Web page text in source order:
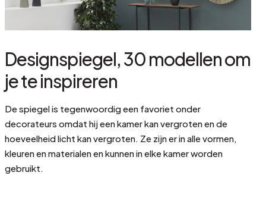
Designspiegel, 30 modellen om
je te inspireren
De spiegel is tegenwoordig een favoriet onder
decorateurs omdat hij een kamer kan vergroten en de
hoeveelheid licht kan vergroten. Ze zijn er in alle vormen,
kleuren en materialen en kunnen in elke kamer worden
gebruikt.